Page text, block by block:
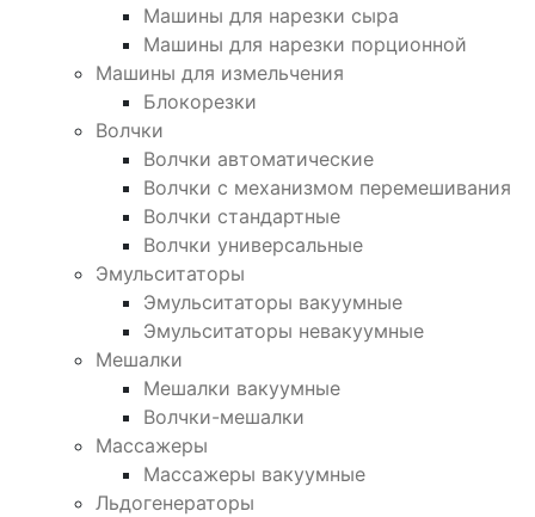
Машины для нарезки сыра
Машины для нарезки порционной
Машины для измельчения
Блокорезки
Волчки
Волчки автоматические
Волчки с механизмом перемешивания
Волчки стандартные
Волчки универсальные
Эмульситаторы
Эмульситаторы вакуумные
Эмульситаторы невакуумные
Мешалки
Мешалки вакуумные
Волчки-мешалки
Массажеры
Массажеры вакуумные
Льдогенераторы